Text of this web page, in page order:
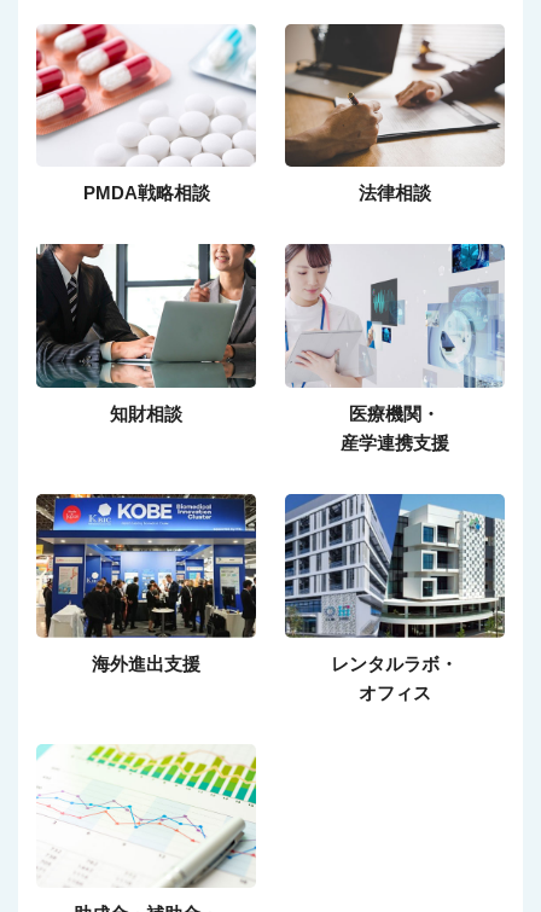
PMDA戦略相談 法律相談
知財相談
医療機関・
産学連携支援
海外進出支援
レンタルラボ・
オフィス